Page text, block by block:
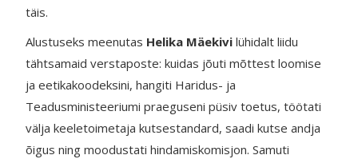
täis.
Alustuseks meenutas Helika Mäekivi lühidalt liidu
tähtsamaid verstaposte: kuidas jõuti mõttest loomise
ja eetikakoodeksini, hangiti Haridus- ja
Teadusministeeriumi praeguseni püsiv toetus, töötati
välja keeletoimetaja kutsestandard, saadi kutse andja
õigus ning moodustati hindamiskomisjon. Samuti